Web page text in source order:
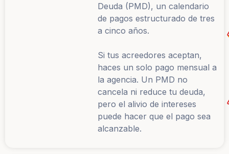
Deuda (PMD), un calendario
de pagos estructurado de tres
a cinco años.
Si tus acreedores aceptan,
haces un solo pago mensual a
la agencia. Un PMD no
cancela ni reduce tu deuda,
pero el alivio de intereses
puede hacer que el pago sea
alcanzable.